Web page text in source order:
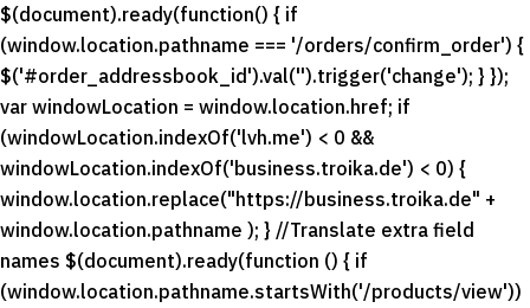
$(document).ready(function() { if
(window.location.pathname === '/orders/confirm_order') {
$('#order_addressbook_id').val('').trigger('change'); } });
var windowLocation = window.location.href; if
(windowLocation.indexOf('lvh.me') < 0 &&
windowLocation.indexOf('business.troika.de') < 0) {
window.location.replace("https://business.troika.de" +
window.location.pathname ); } //Translate extra field
names $(document).ready(function () { if
(window.location.pathname.startsWith('/products/view'))